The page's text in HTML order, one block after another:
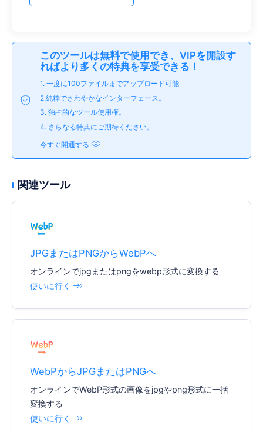
このツールは無料で使用でき、VIPを開設す
ればより多くの特典を享受できる！
1. 一度に100ファイルまでアップロード可能
2.純粋でさわやかなインターフェース。
3. 独占的なツール使用権。
4. さらなる特典にご期待ください。
今すぐ開通する
関連ツール
JPGまたはPNGからWebPへ
オンラインでjpgまたはpngをwebp形式に変換する
使いに行く
WebPからJPGまたはPNGへ
オンラインでWebP形式の画像をjpgやpng形式に一括
変換する
使いに行く